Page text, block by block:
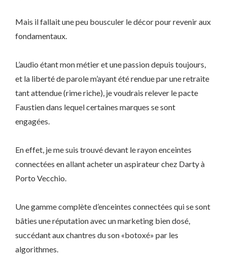
Mais il fallait une peu bousculer le décor pour revenir aux
fondamentaux.
L’audio étant mon métier et une passion depuis toujours,
et la liberté de parole m’ayant été rendue par une retraite
tant attendue (rime riche), je voudrais relever le pacte
Faustien dans lequel certaines marques se sont
engagées.
En effet, je me suis trouvé devant le rayon enceintes
connectées en allant acheter un aspirateur chez Darty à
Porto Vecchio.
Une gamme complète d’enceintes connectées qui se sont
bâties une réputation avec un marketing bien dosé,
succédant aux chantres du son «botoxé» par les
algorithmes.